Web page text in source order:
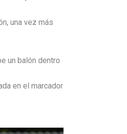
una vez más
un balón dentro
en el marcador